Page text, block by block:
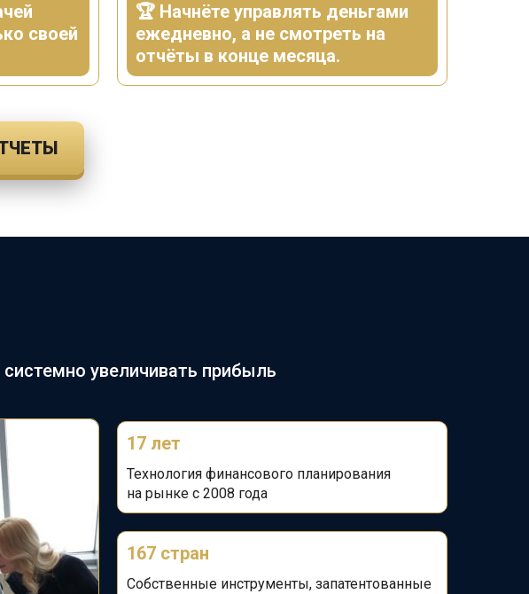
своей
🏆 Начнёте управлять деньгами
ежедневно, а не смотреть на
отчёты в конце месяца.
увеличивать прибыль
17 лет
Технология финансового планирования
на рынке с 2008 года
167 стран
Собственные инструменты, запатентованные